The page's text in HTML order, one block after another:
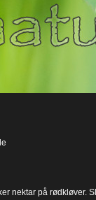
nektar på rødkløver.